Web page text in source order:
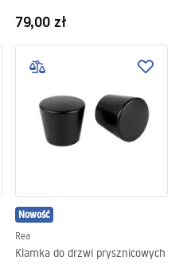
79,00 zł
Nowość
Rea
Klamka do drzwi prysznicowych